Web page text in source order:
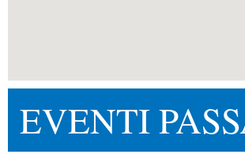
EVENTI